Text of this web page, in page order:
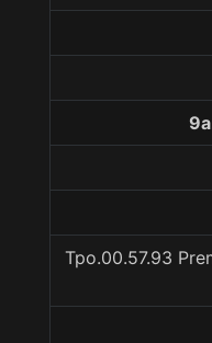
Tpo.00.57.93